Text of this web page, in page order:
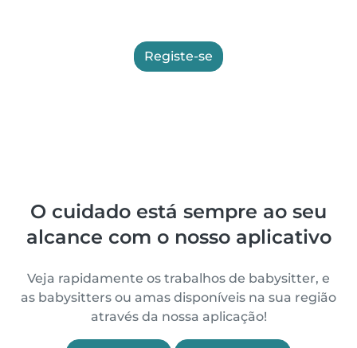
Registe-se
O cuidado está sempre ao seu
alcance com o nosso aplicativo
Veja rapidamente os trabalhos de babysitter, e
as babysitters ou amas disponíveis na sua região
através da nossa aplicação!